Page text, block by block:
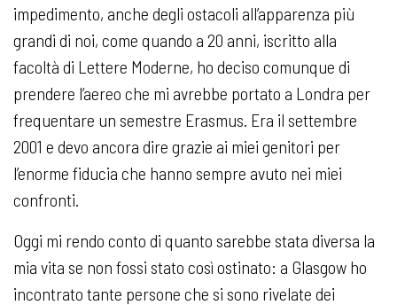
impedimento, anche degli ostacoli all’apparenza più
grandi di noi, come quando a 20 anni, iscritto alla
facoltà di Lettere Moderne, ho deciso comunque di
prendere l’aereo che mi avrebbe portato a Londra per
frequentare un semestre Erasmus. Era il settembre
2001 e devo ancora dire grazie ai miei genitori per
l’enorme fiducia che hanno sempre avuto nei miei
confronti.
Oggi mi rendo conto di quanto sarebbe stata diversa la
mia vita se non fossi stato così ostinato: a Glasgow ho
incontrato tante persone che si sono rivelate dei